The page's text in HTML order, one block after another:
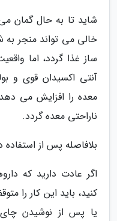
شاید تا به حال گمان
خالی می تواند منجر به
ساز غذا گردد، اما
آنتی اکسیدان قوی و
معده را افزایش می
ناراحتی معده گردد.
بلافاصله پس از استفاده
اگر عادت دارید که
کنید، باید این کار را
یا پس از نوشیدن چای